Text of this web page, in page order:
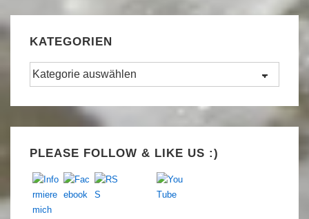
KATEGORIEN
Kategorien
PLEASE FOLLOW & LIKE US :)